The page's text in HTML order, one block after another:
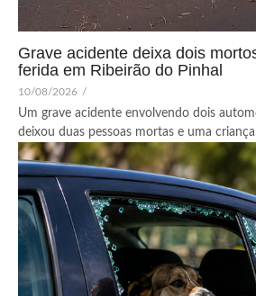
Grave acidente deixa dois
ferida em Ribeirão do Pinhal
10/08/2026 /
Um grave acidente envolvendo dois
deixou duas pessoas mortas e uma